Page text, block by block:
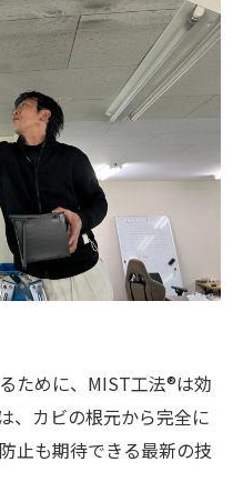
ために、MIST工法®は効
、カビの根元から完全に
止も期待できる最新の技